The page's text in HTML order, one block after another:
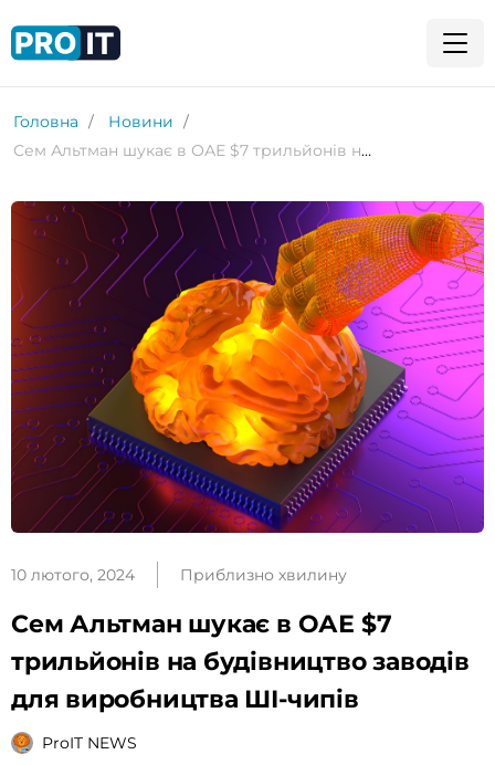
Головна
Новини
Сем Альтман шукає в ОАЕ $7 трильйонів на будівництво заводів для виробництва ШІ-чипів
10 лютого, 2024 Приблизно хвилину
Сем Альтман шукає в ОАЕ $7
трильйонів на будівництво заводів
для виробництва ШІ-чипів
ProIT NEWS